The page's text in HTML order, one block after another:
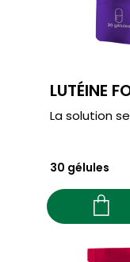
LUTÉINE
La solution
30 gélules